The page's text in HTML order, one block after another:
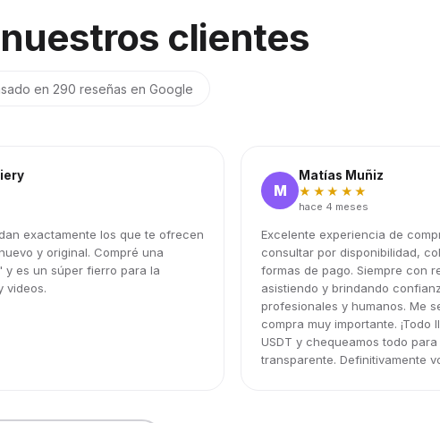
clientes
en 290 reseñas en Google
exactamente los que te ofrecen
y original. Compré una
y es un súper fierro para la
videos.
M
Matías Muñiz
★★★★★
hace 4 meses
Excelente experiencia de
consultar por disponibilidad,
formas de pago. Siempre con
asistiendo y brindando
profesionales y humanos. Me
compra muy importante. ¡Todo
USDT y chequeamos todo
transparente. Definitivamente